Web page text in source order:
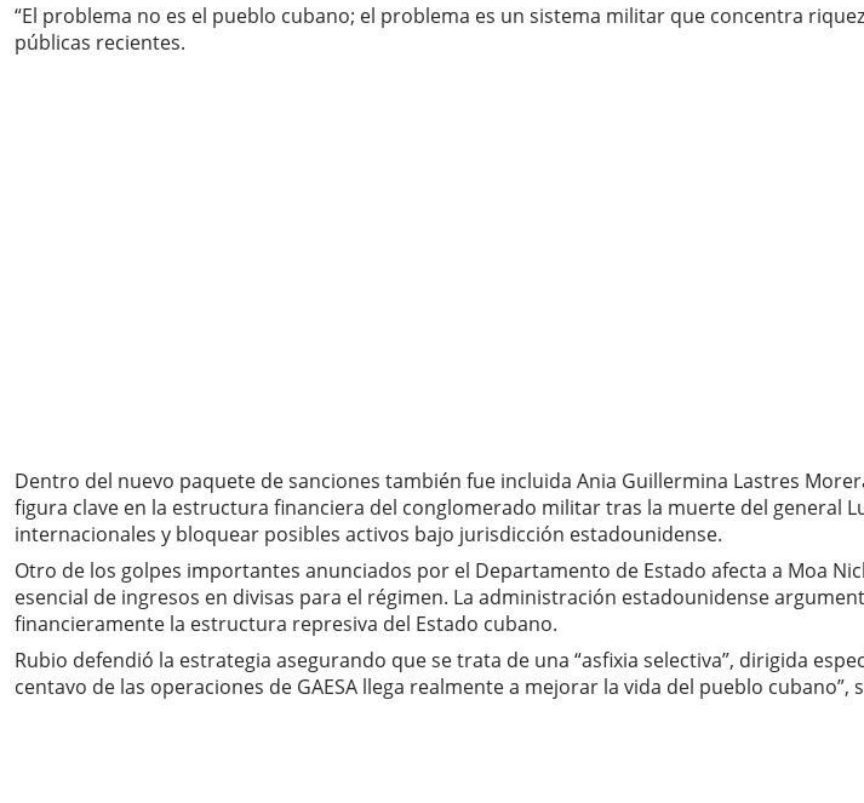
“El problema no es el pueblo cubano; el problema es un sistema militar que concentra
públicas recientes.
Dentro del nuevo paquete de sanciones también fue incluida Ania Guillermina Lastres
figura clave en la estructura financiera del conglomerado militar tras la muerte del general
internacionales y bloquear posibles activos bajo jurisdicción estadounidense.
Otro de los golpes importantes anunciados por el Departamento de Estado afecta a Moa
esencial de ingresos en divisas para el régimen. La administración estadounidense
financieramente la estructura represiva del Estado cubano.
Rubio defendió la estrategia asegurando que se trata de una “asfixia selectiva”, dirigida
centavo de las operaciones de GAESA llega realmente a mejorar la vida del pueblo